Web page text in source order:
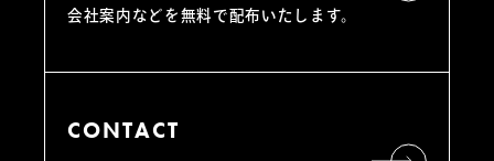
会社案内などを無料で配布いたします。
CONTACT